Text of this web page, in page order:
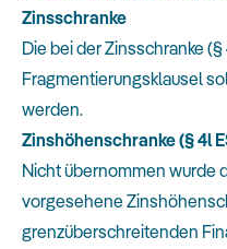
Zinsschranke
Die bei der Zinsschranke
Fragmentierungsklausel
werden.
Zinshöhenschranke (§ 4l
Nicht übernommen wurde
vorgesehene
grenzüberschreitenden